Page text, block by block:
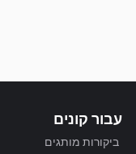
עבור קונים
ביקורות מותגים